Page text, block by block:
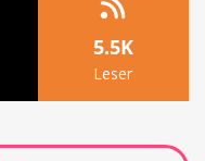
5.5K
Leser